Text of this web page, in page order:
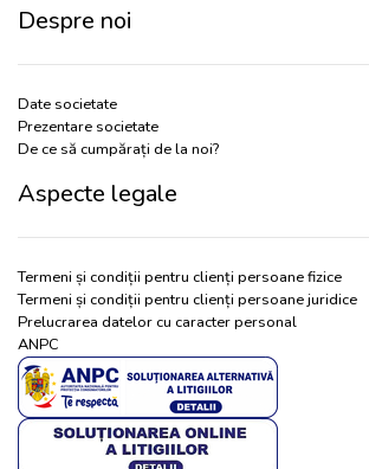
Despre noi
Date societate
Prezentare societate
De ce să cumpărați de la noi?
Aspecte legale
Termeni și condiții pentru clienți persoane fizice
Termeni și condiții pentru clienți persoane juridice
Prelucrarea datelor cu caracter personal
ANPC